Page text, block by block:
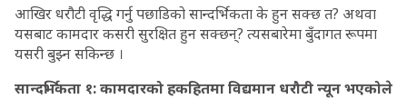
आखिर धरौटी वृद्धि गर्नु पछाडिको सान्दर्भिकता के हुन सक्छ त? अथवा
यसबाट कामदार कसरी सुरक्षित हुन सक्छन्? त्यसबारेमा बुँदागत रूपमा
यसरी बुझ्न सकिन्छ ।
सान्दर्भिकता १: कामदारको हकहितमा विद्यमान धरौटी न्यून भएकोले